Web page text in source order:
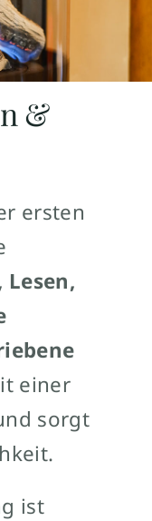
&
ersten
Lesen,
einer
sorgt
ist